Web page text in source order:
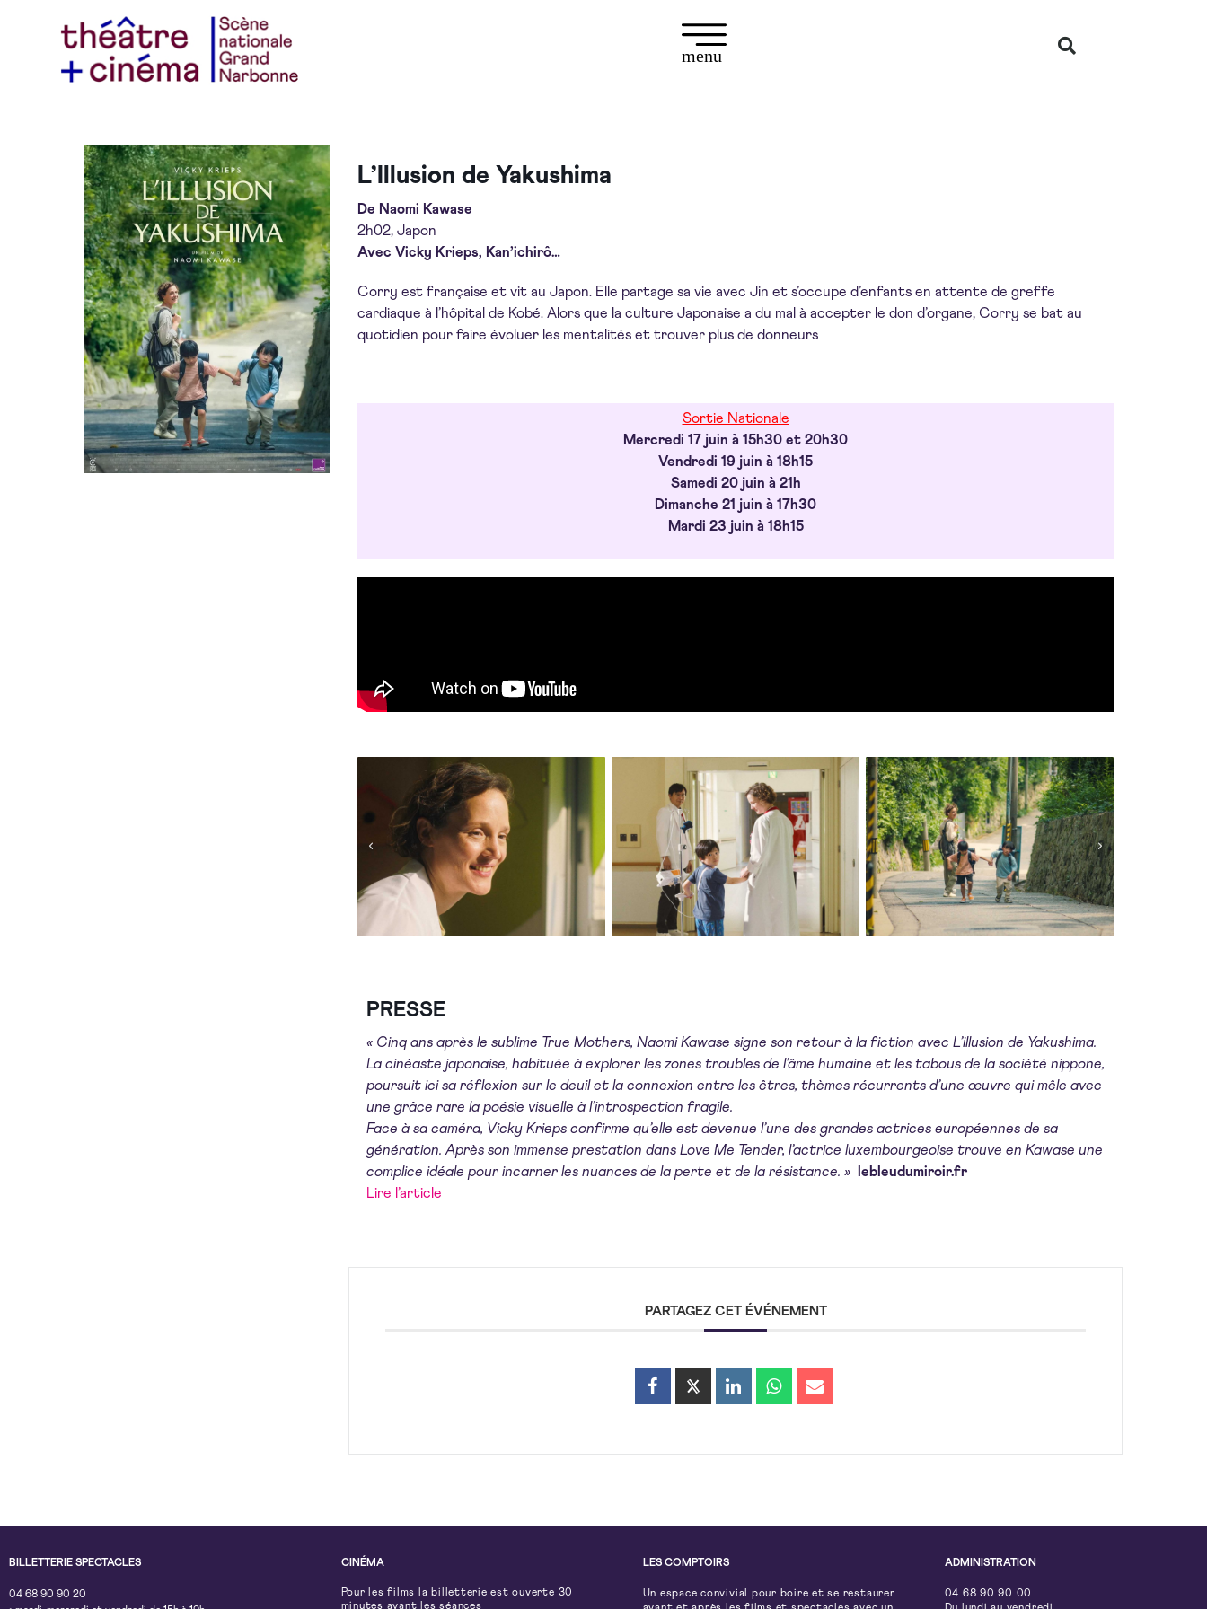
menu
L’Illusion de Yakushima
De Naomi Kawase
2h02, Japon
Avec Vicky Krieps, Kan’ichirô…
Corry est française et vit au Japon. Elle partage sa vie avec Jin et s’occupe d’enfants en attente de greffe
cardiaque à l’hôpital de Kobé. Alors que la culture Japonaise a du mal à accepter le don d’organe, Corry se bat au
quotidien pour faire évoluer les mentalités et trouver plus de donneurs
Sortie Nationale
Mercredi 17 juin à 15h30 et 20h30
Vendredi 19 juin à 18h15
Samedi 20 juin à 21h
Dimanche 21 juin à 17h30
Mardi 23 juin à 18h15
PRESSE
« Cinq ans après le sublime True Mothers, Naomi Kawase signe son retour à la fiction avec L’illusion de Yakushima.
La cinéaste japonaise, habituée à explorer les zones troubles de l’âme humaine et les tabous de la société nippone,
poursuit ici sa réflexion sur le deuil et la connexion entre les êtres, thèmes récurrents d’une œuvre qui mêle avec
une grâce rare la poésie visuelle à l’introspection fragile.
Face à sa caméra, Vicky Krieps confirme qu’elle est devenue l’une des grandes actrices européennes de sa
génération. Après son immense prestation dans Love Me Tender, l’actrice luxembourgeoise trouve en Kawase une
complice idéale pour incarner les nuances de la perte et de la résistance. »
lebleudumiroir.fr
Lire l’article
PARTAGEZ CET ÉVÉNEMENT
BILLETTERIE SPECTACLES
04 68 90 90 20
CINÉMA
Pour les films la billetterie est ouverte 30
minutes avant les séances
LES COMPTOIRS
Un espace convivial pour boire et se restaurer
ADMINISTRATION
04 68 90 90 00